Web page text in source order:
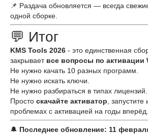
📌 Раздача обновляется — всегда
одной сборке.
💬 Итог
KMS Tools 2026 - это единственная
закрывает все вопросы по активации
Не нужно качать 10 разных программ.
Не нужно искать ключи.
Не нужно разбираться в типах лицензий.
Просто скачайте активатор ,
проблемах с активацией на годы вперёд.
🔔 Последнее обновление: 11